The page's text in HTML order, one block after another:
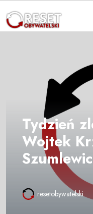
Tydzień
Wojtek
resetobywatelski